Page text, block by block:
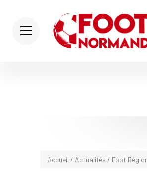
Accueil / Actualités / Foot